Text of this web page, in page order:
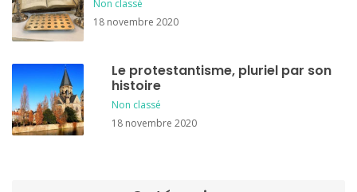
Non classé
18 novembre 2020
Le protestantisme, pluriel par son
histoire
Non classé
18 novembre 2020